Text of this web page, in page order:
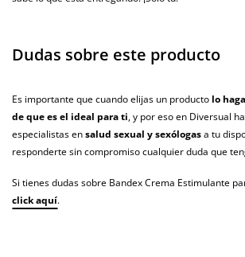
Dudas sobre este producto
Es importante que cuando elijas un producto lo
de que es el ideal para ti, y por eso en Diversual
especialistas ensalud sexual y sexólogasa tu
responderte sin compromiso cualquier duda que
Si tienes dudas sobre Bandex Crema Estimulante
click aquí.